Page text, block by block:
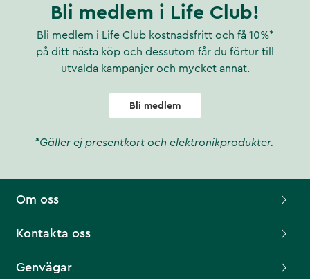
Bli medlem i Life Club!
Bli medlem i Life Club kostnadsfritt och få 10%*
på ditt nästa köp och dessutom får du förtur till
utvalda kampanjer och mycket annat.
Bli medlem
*Gäller ej presentkort och elektronikprodukter.
Om oss
Kontakta oss
Genvägar